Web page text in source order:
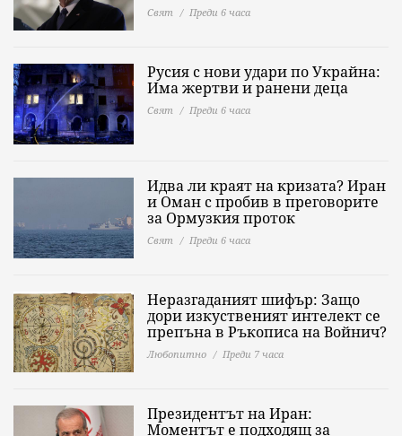
Свят Преди 6 часа
Русия с нови удари по Украйна:
Има жертви и ранени деца
Свят Преди 6 часа
Идва ли краят на кризата? Иран
и Оман с пробив в преговорите
за Ормузкия проток
Свят Преди 6 часа
Неразгаданият шифър: Защо
дори изкуственият интелект се
препъна в Ръкописа на Войнич?
Любопитно Преди 7 часа
Президентът на Иран:
Моментът е подходящ за